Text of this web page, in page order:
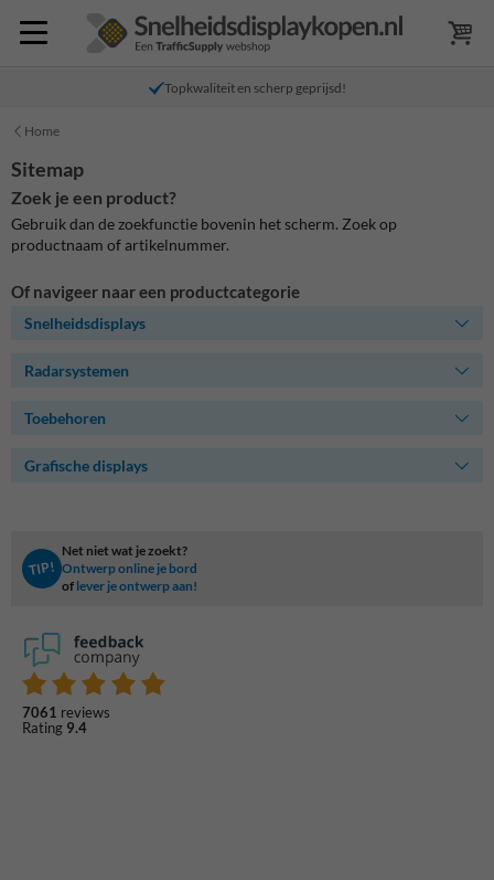
Topkwaliteit en scherp geprijsd!
Home
TIP!
Net niet wat je zoekt?
Ontwerp online je bord
of lever je ontwerp aan!
7061 reviews
Rating 9.4
Sitemap
Zoek je een product?
Gebruik dan de zoekfunctie bovenin het scherm. Zoek op
productnaam of artikelnummer.
Of navigeer naar een productcategorie
Snelheidsdisplays
Radarsystemen
Toebehoren
Grafische displays